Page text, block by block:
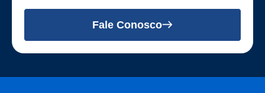
Fale Conosco